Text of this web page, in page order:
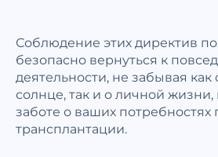
Соблюдение этих директив
безопасно вернуться к
деятельности, не забывая
солнце, так и о личной жизни,
заботе о ваших потребностях
трансплантации.